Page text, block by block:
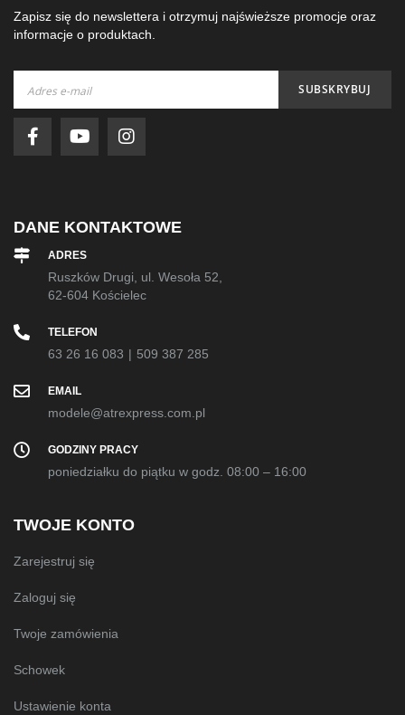
Zapisz się do newslettera i otrzymuj najświeższe promocje oraz
informacje o produktach.
nasz
newsletter:
SUBSKRYBUJ
DANE KONTAKTOWE
ADRES
Ruszków Drugi, ul. Wesoła 52,
62-604 Kościelec
TELEFON
63 26 16 083 | 509 387 285
EMAIL
modele@atrexpress.com.pl
GODZINY PRACY
poniedziałku do piątku w godz. 08:00 – 16:00
TWOJE KONTO
Zarejestruj się
Zaloguj się
Twoje zamówienia
Schowek
Ustawienie konta